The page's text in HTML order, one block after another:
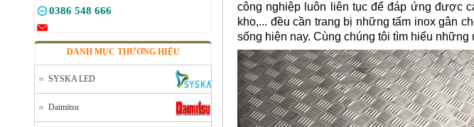
0386 548 666
DANH MỤC THƯƠNG HIỆU
SYSKA LED
Daimitsu
công nghiệp luôn liên tục để đáp ứng được
kho,... đều cần trang bị những tấm inox gân
sống hiện nay. Cùng chúng tôi tìm hiểu